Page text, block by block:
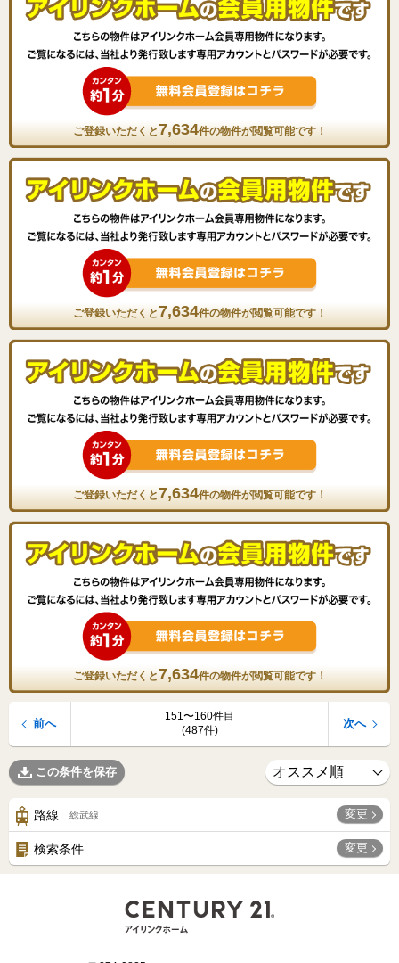
ご登録いただくと7,634件の物件が閲覧可能です！
ご登録いただくと7,634件の物件が閲覧可能です！
ご登録いただくと7,634件の物件が閲覧可能です！
ご登録いただくと7,634件の物件が閲覧可能です！
151〜160件目
(487件)
前へ 次へ
この条件を保存
路線 総武線 変更
検索条件 変更